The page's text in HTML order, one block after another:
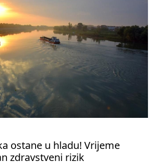
ostane u hladu! Vrijeme
zdravstveni rizik